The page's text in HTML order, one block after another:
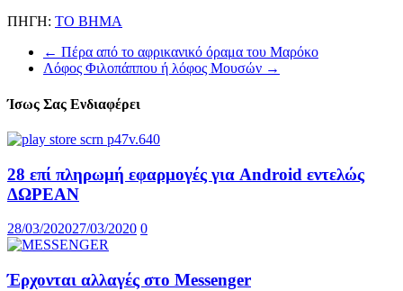
ΠΗΓΗ: ΤΟ ΒΗΜΑ
← Πέρα από το αφρικανικό όραμα του Μαρόκο
Λόφος Φιλοπάππου ή λόφος Μουσών →
Ίσως Σας Ενδιαφέρει
28 επί πληρωμή εφαρμογές για Android εντελώς
ΔΩΡΕΑΝ
28/03/202027/03/2020 0
Έρχονται αλλαγές στο Messenger